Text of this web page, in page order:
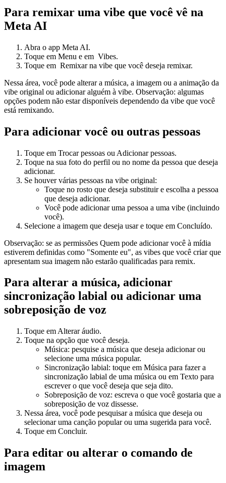
Para remixar uma vibe que você vê na
Meta AI
Abra o app Meta AI.
Toque em Menu e em Vibes.
Toque em Remixarna vibe que você deseja remixar.
Nessa área, você pode alterar a música, a imagem ou a animação da
vibe original ou adicionar alguém à vibe. Observação: algumas
opções podem não estar disponíveis dependendo da vibe que você
está remixando.
Para adicionar você ou outras pessoas
Toque em Trocar pessoas ou Adicionar pessoas.
Toque na sua foto do perfil ou no nome da pessoa que deseja
adicionar.
Se houver várias pessoas na vibe original:
Toque no rosto que deseja substituir e escolha a pessoa
que deseja adicionar.
Você pode adicionar uma pessoa a uma vibe (incluindo
você).
Selecione a imagem que deseja usar e toque em Concluído.
Observação: se as permissões Quem pode adicionar você à mídia
estiverem definidas como "Somente eu", as vibes que você criar que
apresentam sua imagem não estarão qualificadas para remix.
Para alterar a música, adicionar
sincronização labial ou adicionar uma
sobreposição de voz
Toque em Alterar áudio.
Toque na opção que você deseja.
Música: pesquise a música que deseja adicionar ou
selecione uma música popular.
Sincronização labial: toque em Música para fazer a
sincronização labial de uma música ou em Texto para
escrever o que você deseja que seja dito.
Sobreposição de voz: escreva o que você gostaria que a
sobreposição de voz dissesse.
Nessa área, você pode pesquisar a música que deseja ou
selecionar uma canção popular ou uma sugerida para você.
Toque em Concluir.
Para editar ou alterar o comando de
imagem